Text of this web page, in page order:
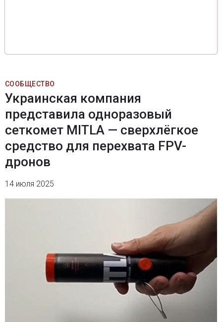
СООБЩЕСТВО
Украинская компания
представила одноразовый
сеткомет MITLA — сверхлёгкое
средство для перехвата FPV-
дронов
14 июля 2025